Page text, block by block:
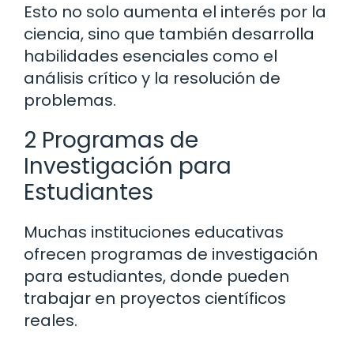
Esto no solo aumenta el interés por la
ciencia, sino que también desarrolla
habilidades esenciales como el
análisis crítico y la resolución de
problemas.
2 Programas de
Investigación para
Estudiantes
Muchas instituciones educativas
ofrecen programas de investigación
para estudiantes, donde pueden
trabajar en proyectos científicos
reales.